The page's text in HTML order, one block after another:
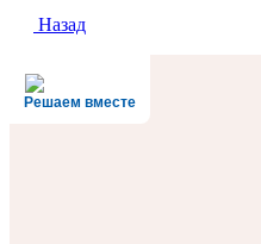
Назад
Решаем вместе